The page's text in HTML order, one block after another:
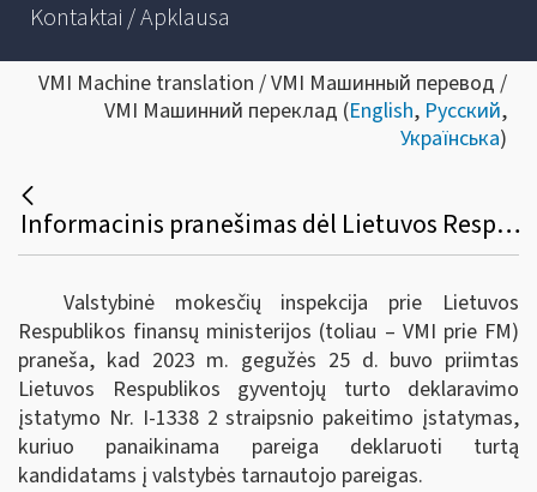
Kontaktai / Apklausa
VMI Machine translation / VMI Машинный перевод /
VMI Машинний переклад (English, Русский,
Українська)
Informacinis pranešimas dėl Lietuvos Respublikos gyventojų turto deklaravimo įstatymo pakeitimo
Valstybinė mokesčių inspekcija prie Lietuvos
Respublikos finansų ministerijos (toliau – VMI prie FM)
praneša, kad 2023 m. gegužės 25 d. buvo priimtas
Lietuvos Respublikos gyventojų turto deklaravimo
įstatymo Nr. I-1338 2 straipsnio pakeitimo įstatymas,
kuriuo panaikinama pareiga deklaruoti turtą
kandidatams į valstybės tarnautojo pareigas.